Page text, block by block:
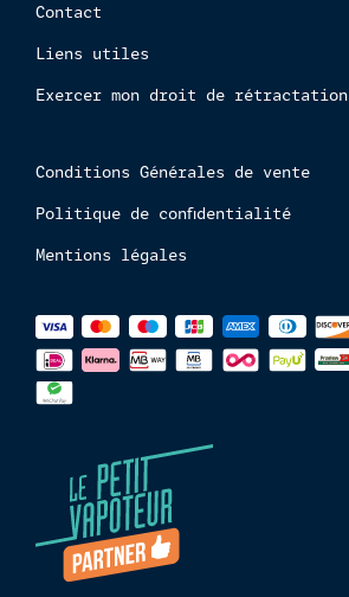
Contact
Liens utiles
Exercer mon droit de rétractation
Conditions Générales de vente
Politique de confidentialité
Mentions légales
Méthodes
de
paiements